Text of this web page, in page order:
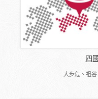
四
大步危、祖谷